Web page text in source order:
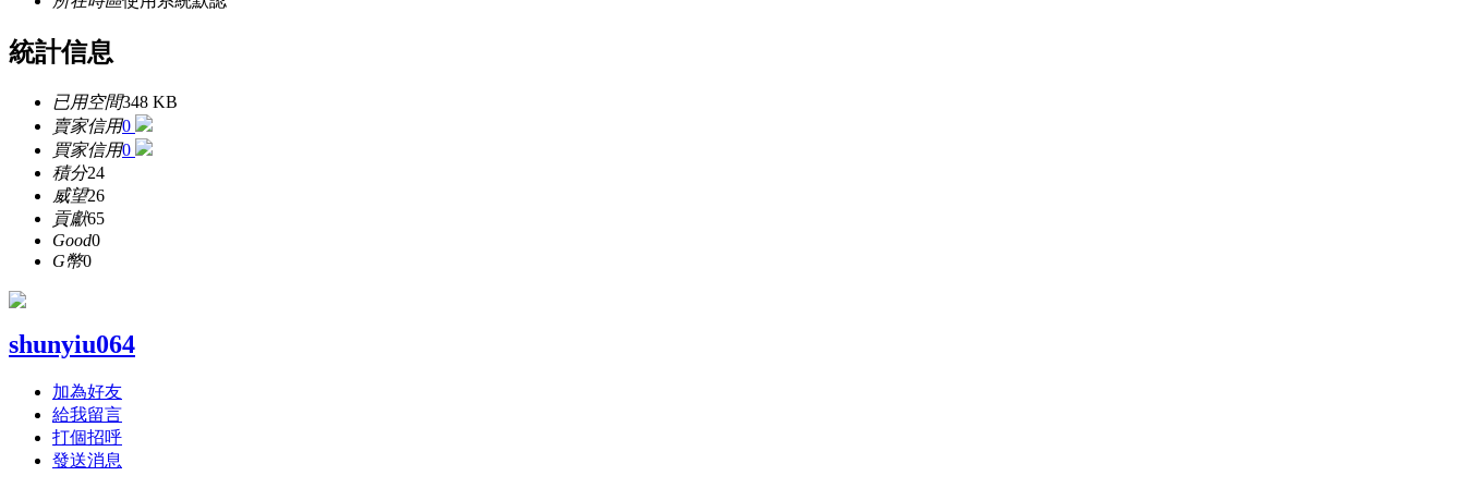
統計信息
已用空間348 KB
賣家信用0
買家信用0
積分24
威望26
貢獻65
Good0
G幣0
shunyiu064
加為好友
給我留言
打個招呼
發送消息